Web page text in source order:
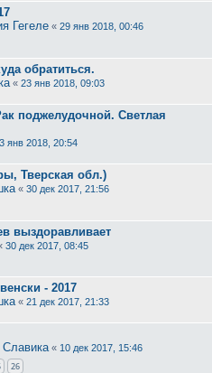
Гегеле « 29 янв 2018, 00:46
обратиться.
« 23 янв 2018, 09:03
поджелудочной. Светлая
янв 2018, 20:54
Тверская обл.)
« 30 дек 2017, 21:56
выздоравливает
30 дек 2017, 08:45
- 2017
« 21 дек 2017, 21:33
« 10 дек 2017, 15:46
26